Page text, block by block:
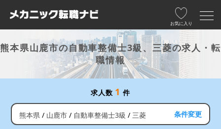
お気に入り
熊本県山鹿市の自動車整備士3級、三菱の求人・転
職情報
求人数 1 件
熊本県 山鹿市 自動車整備士3級 三菱 条件変更